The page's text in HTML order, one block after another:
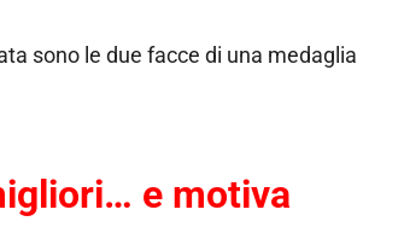
sono le due facce di una medaglia
e motiva